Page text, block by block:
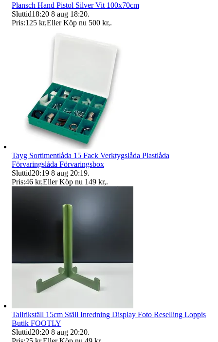
Plansch Hand Pistol Silver Vit 100x70cm
Sluttid18:20 8 aug 18:20.
Pris:125 kr,Eller Köp nu 500 kr,.
Tayg Sortimentlåda 15 Fack Verktygslåda Plastlåda
Förvaringslåda Förvaringsbox
Sluttid20:19 8 aug 20:19.
Pris:46 kr,Eller Köp nu 149 kr,.
Tallrikställ 15cm Ställ Inredning Display Foto Reselling Loppis
Butik FOOTLY
Sluttid20:20 8 aug 20:20.